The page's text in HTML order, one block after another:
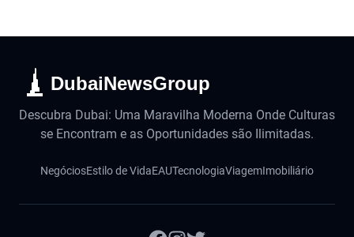
DubaiNewsGroup
Descubra Dubai: Uma Maravilha Moderna Onde Culturas
se Encontram e as Oportunidades são Ilimitadas.
NegóciosEstilo de VidaEAUTecnologiaViagemImobiliário